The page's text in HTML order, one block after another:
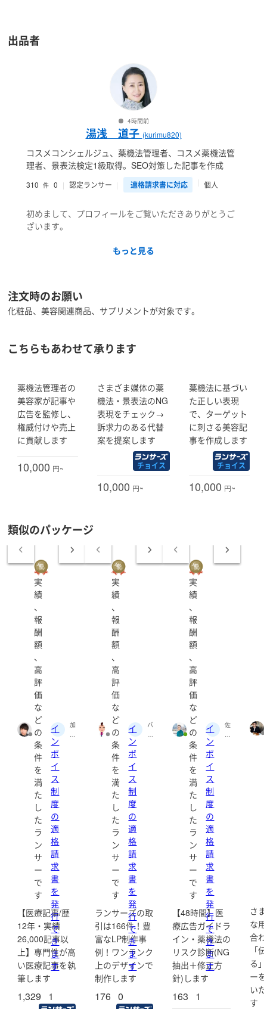
出品者
4時間前
湯浅 道子 (kurimu820)
コスメコンシェルジュ、薬機法管理者、コスメ薬機法管
理者、景表法検定1級取得。SEO対策した記事を作成
310 件 0 認定ランサー 適格請求書に対応 個人
初めまして、プロフィールをご覧いただきありがとうご
ざいます。
ライティングは美容、健康のみ執筆していますが、薬機
＜経歴＞
■8年間エステティシャンとして勤務、5年は管理職を経験
■2020年「コスメコンシェルジュ」取得
■2023年4月「景表法検定1級」取得
■2023年2月号・2025年2月号・2026年2月号
雑誌「Ray」にてベスコス選定員として掲載
＜資格＞
■コスメコンシェルジュ特級
■薬機法管理者
■コスメ薬機法管理者
■KTAA認証
＜得意分野＞
・スキンケア
・エイジングケア
・コスメ
・メイク
・ヘアケア
＜対応可能なツール＞
・WordPress
・Googleドキュメント
・Word
・Excel
10代のニキビ悩みから50代の閉経後の肌悩みまで幅広く
対応します。
・SEO
・アフィリエイト記事
・美容コラム
・商品PR
・薬機法リライト、言い換え
など
依頼していただいた記事に関しては、最後まで誠心誠意
取り組ませていただきます。
どうぞよろしくお願いいたします。
＜仕事時間＞
■10：00～18：00
■21時までのご連絡は当日にお返事します。
■基本的に在宅しているので連絡等は小まめにやり取り出
来ます。
■チャットワーク、ZOOMでの対面、電話での連絡可能
もっと見る
注文時のお願い
化粧品、美容関連商品、サプリメントが対象です。
こちらもあわせて承ります
薬機法管理者の
美容家が記事や
広告を監修し、
権威付けや売上
に貢献します
10,000 円~
さまざま媒体の薬
機法・景表法のNG
表現をチェック→
訴求力のある代替
案を提案します
チョイス
10,000 円~
薬機法に基づい
た正しい表現
で、ターゲット
に刺さる美容記
事を作成します
チョイス
10,000 円~
類似のパッケージ
実
績
、
報
酬
額
、
高
評
価
な
ど
の
条
件
を
満
た
し
た
ラ
ン
サ
ー
で
す
イ
ン
ボ
イ
ス
制
度
の
適
格
請
求
書
を
発
行
で
き
ま
す
加
【医療記事/歴
12年・実績
26,000記事以
上】専門性が高
い医療記事を執
筆します
1,329 1
実
績
、
報
酬
額
、
高
評
価
な
ど
の
条
件
を
満
た
し
た
ラ
ン
サ
ー
で
す
イ
ン
ボ
イ
ス
制
度
の
適
格
請
求
書
を
発
行
で
き
ま
す
バ
ランサーズの取
引は166件！豊
富なLP制作事
例！ワンランク
上のデザインで
制作します
176 0
実
績
、
報
酬
額
、
高
評
価
な
ど
の
条
件
を
満
た
し
た
ラ
ン
サ
ー
で
す
イ
ン
ボ
イ
ス
制
度
の
適
格
請
求
書
を
発
行
で
き
ま
す
佐
o
g
e
【48時間】医
療広告ガイドラ
イン・薬機法の
リスク診断(NG
抽出＋修正方
針)します
163 1
さ
な
合
「
る
ー
い
す